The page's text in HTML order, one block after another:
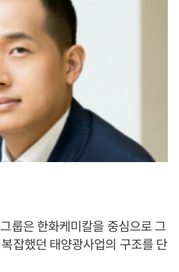
룹은 한화케미칼을 중심으로 그
잡했던 태양광사업의 구조를 단